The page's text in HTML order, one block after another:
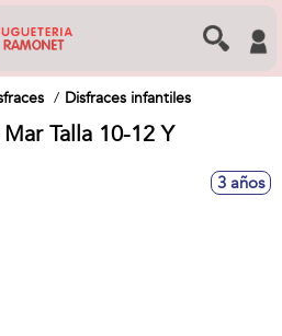
Disfraces infantiles
Talla 10-12 Y
3 años